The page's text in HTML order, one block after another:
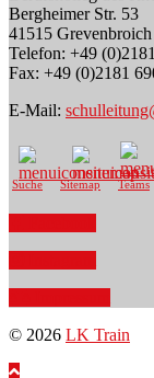
Bergheimer Str. 53
41515 Grevenbroich
Telefon: +49
Fax: +49 (0)2181
E-Mail:
Suche Sitemap Teams
© 2026 LK Train